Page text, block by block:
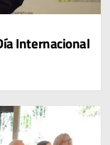
Internacional